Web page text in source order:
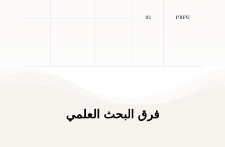
PRFU
02
فرق البحث العلمي